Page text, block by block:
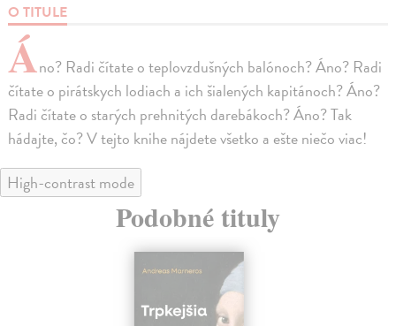
O TITULE
Áno? Radi čítate o teplovzdušných balónoch? Áno? Radi
čítate o pirátskych lodiach a ich šialených kapitánoch? Áno?
Radi čítate o starých prehnitých darebákoch? Áno? Tak
hádajte, čo? V tejto knihe nájdete všetko a ešte niečo viac!
High-contrast mode
Podobné tituly